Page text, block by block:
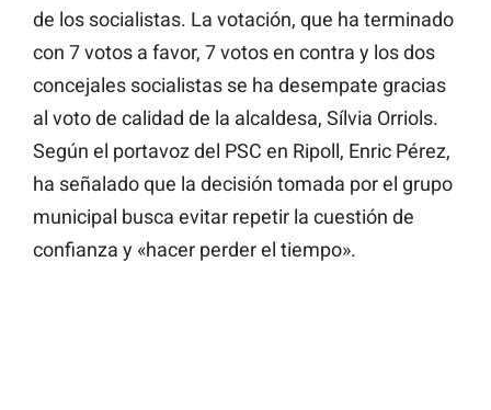
de los socialistas. La votación, que ha terminado
con 7 votos a favor, 7 votos en contra y los dos
concejales socialistas se ha desempate gracias
al voto de calidad de la alcaldesa, Sílvia Orriols.
Según el portavoz del PSC en Ripoll, Enric Pérez,
ha señalado que la decisión tomada por el grupo
municipal busca evitar repetir la cuestión de
confianza y «hacer perder el tiempo».